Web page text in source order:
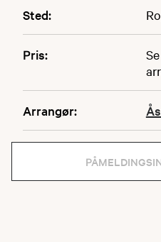
Sted:
Pris:
Arrangør: